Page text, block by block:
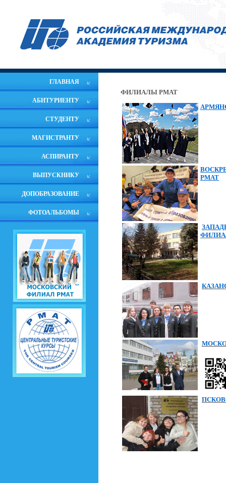
ГЛАВНАЯ
АБИТУРИЕНТУ
СТУДЕНТУ
МАГИСТРАНТУ
АСПИРАНТУ
ВЫПУСКНИКУ
ДОПОБРАЗОВАНИЕ
ФОТОАЛЬБОМЫ
ФИЛИАЛЫ РМАТ
РМАТ